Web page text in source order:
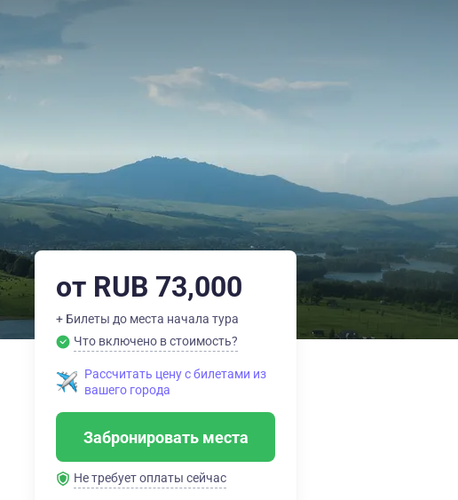
от RUB 73,000
+ Билеты до места начала тура
Что включено в стоимость?
Рассчитать цену с билетами из
вашего города
Забронировать места
Не требует оплаты сейчас